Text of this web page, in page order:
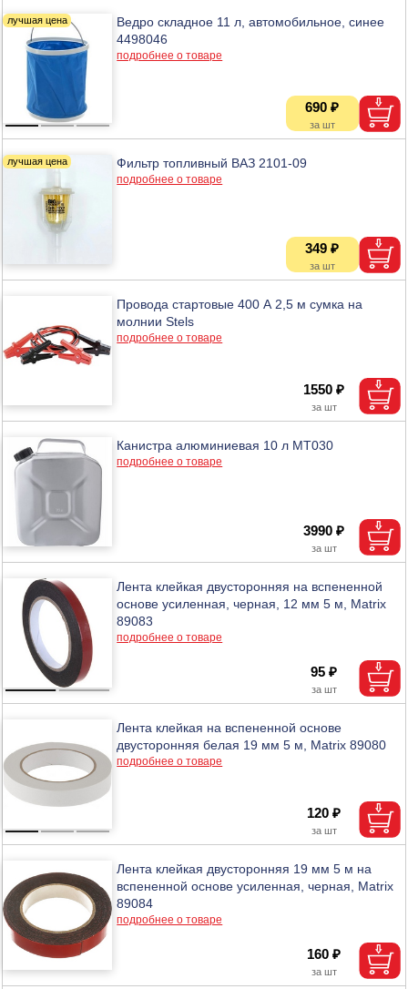
Ведро складное 11 л, автомобильное, синее
4498046
подробнее о товаре
690 ₽
Фильтр топливный ВАЗ 2101-09
подробнее о товаре
349 ₽
Провода стартовые 400 А 2,5 м сумка на
молнии Stels
подробнее о товаре
1550 ₽
Канистра алюминиевая 10 л МТ030
подробнее о товаре
3990 ₽
Лента клейкая двусторонняя на вспененной
основе усиленная, черная, 12 мм 5 м, Matrix
89083
подробнее о товаре
95 ₽
Лента клейкая на вспененной основе
двусторонняя белая 19 мм 5 м, Matrix 89080
подробнее о товаре
120 ₽
Лента клейкая двусторонняя 19 мм 5 м на
вспененной основе усиленная, черная, Matrix
89084
подробнее о товаре
160 ₽